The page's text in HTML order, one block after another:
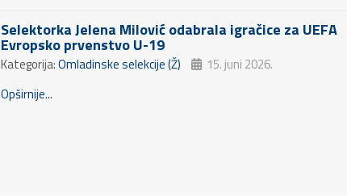
Selektorka Jelena Milović odabrala igračice za UEFA
Evropsko prvenstvo U-19
Kategorija:Omladinske selekcije (Ž)
15. juni 2026.
Opširnije...